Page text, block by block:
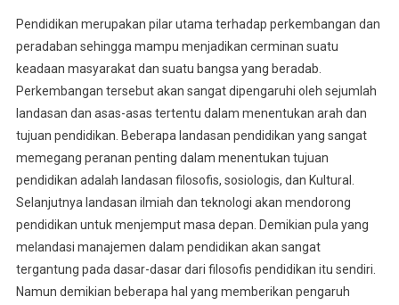
Pendidikan merupakan pilar utama terhadap perkembangan dan
peradaban sehingga mampu menjadikan cerminan suatu
keadaan masyarakat dan suatu bangsa yang beradab.
Perkembangan tersebut akan sangat dipengaruhi oleh sejumlah
landasan dan asas-asas tertentu dalam menentukan arah dan
tujuan pendidikan. Beberapa landasan pendidikan yang sangat
memegang peranan penting dalam menentukan tujuan
pendidikan adalah landasan filosofis, sosiologis, dan Kultural.
Selanjutnya landasan ilmiah dan teknologi akan mendorong
pendidikan untuk menjemput masa depan. Demikian pula yang
melandasi manajemen dalam pendidikan akan sangat
tergantung pada dasar-dasar dari filosofis pendidikan itu sendiri.
Namun demikian beberapa hal yang memberikan pengaruh